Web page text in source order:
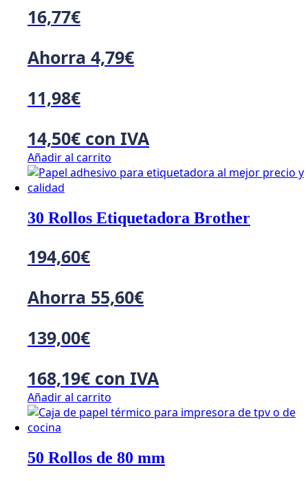
16,77€
Ahorra 4,79€
11,98€
14,50€ con IVA
Añadir al carrito
30 Rollos Etiquetadora Brother
194,60€
Ahorra 55,60€
139,00€
168,19€ con IVA
Añadir al carrito
50 Rollos de 80 mm